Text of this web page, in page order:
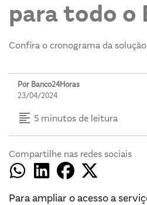
para todo o
Confira o cronograma da
Por Banco24Horas
23/04/2024
format_align_left 5 minutos de leitura
Compartilhe nas redes sociais
Para ampliar o acesso a